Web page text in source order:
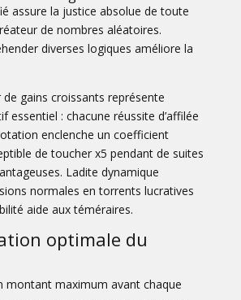
assure la justice absolue de toute
de nombres aléatoires.
diverses logiques améliore la
gains croissants représente
essentiel : chacune réussite d’affilée
enclenche un coefficient
de toucher x5 pendant de suites
Ladite dynamique
normales en torrents lucratives
aide aux téméraires.
optimale du
montant maximum avant chaque